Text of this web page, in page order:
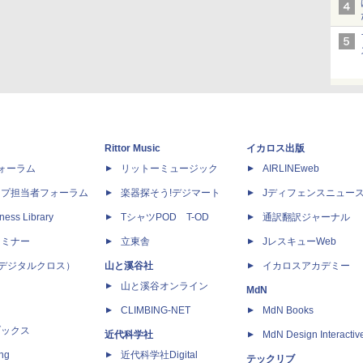
ーラム
担当者フォーラム
Library
ナー
ジタルクロス）
クス
Rittor Music
リットーミュージック
楽器探そう!デジマート
TシャツPOD T-OD
立東舎
山と溪谷社
山と溪谷オンライン
CLIMBING-NET
近代科学社
近代科学社Digital
イカロス出版
AIRLINEweb
Jディフェンスニュー
通訳翻訳ジャーナル
JレスキューWeb
イカロスアカデミー
MdN
MdN Books
MdN Design
テックリブ